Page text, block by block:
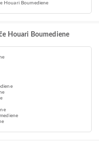
Houari Boumediene
Houari Boumediene